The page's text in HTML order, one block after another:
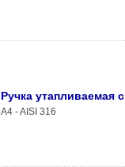
Ручка утапливаемая
A4 - AISI 316